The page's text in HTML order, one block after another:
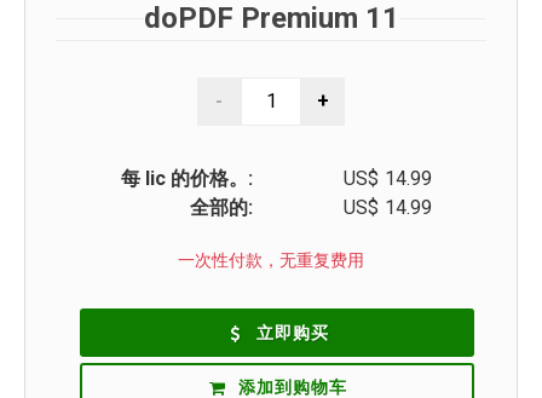
doPDF Premium 11
每 lic 的价格。: US$ 14.99
全部的:
US$ 14.99
一次性付款，无重复费用
立即购买
添加到购物车